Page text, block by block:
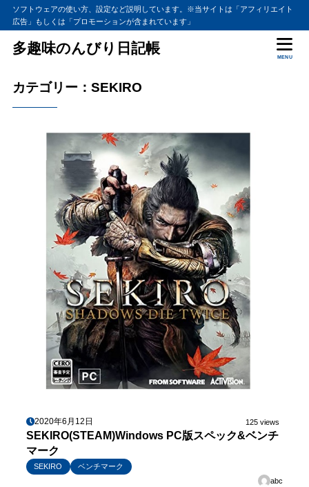
ソフトウェアの使い方、設定など説明しています。※当サイトは「アフィリエイト
広告」もしくは「プロモーションが含まれています」
多趣味のんびり日記帳
MENU
カテゴリー：SEKIRO
2020年6月12日 125 views
SEKIRO(STEAM)Windows PC版スペック&ベンチ
マーク
SEKIRO
ベンチマーク
abc